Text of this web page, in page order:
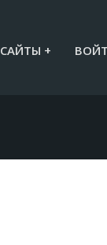
САЙТЫ +